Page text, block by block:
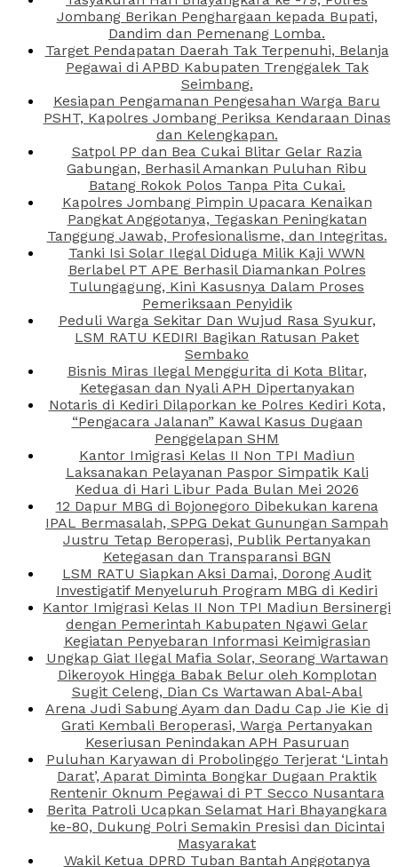
Jombang Berikan Penghargaan kepada Bupati,
Dandim dan Pemenang Lomba.
Target Pendapatan Daerah Tak Terpenuhi, Belanja
Pegawai di APBD Kabupaten Trenggalek Tak
Seimbang.
Kesiapan Pengamanan Pengesahan Warga Baru
PSHT, Kapolres Jombang Periksa Kendaraan Dinas
dan Kelengkapan.
Satpol PP dan Bea Cukai Blitar Gelar Razia
Gabungan, Berhasil Amankan Puluhan Ribu
Batang Rokok Polos Tanpa Pita Cukai.
Kapolres Jombang Pimpin Upacara Kenaikan
Pangkat Anggotanya, Tegaskan Peningkatan
Tanggung Jawab, Profesionalisme, dan Integritas.
Tanki Isi Solar Ilegal Diduga Milik Kaji WWN
Berlabel PT APE Berhasil Diamankan Polres
Tulungagung, Kini Kasusnya Dalam Proses
Pemeriksaan Penyidik
Peduli Warga Sekitar Dan Wujud Rasa Syukur,
LSM RATU KEDIRI Bagikan Ratusan Paket
Sembako
Bisnis Miras Ilegal Menggurita di Kota Blitar,
Ketegasan dan Nyali APH Dipertanyakan
Notaris di Kediri Dilaporkan ke Polres Kediri Kota,
“Pengacara Jalanan” Kawal Kasus Dugaan
Penggelapan SHM
Kantor Imigrasi Kelas II Non TPI Madiun
Laksanakan Pelayanan Paspor Simpatik Kali
Kedua di Hari Libur Pada Bulan Mei 2026
12 Dapur MBG di Bojonegoro Dibekukan karena
IPAL Bermasalah, SPPG Dekat Gunungan Sampah
Justru Tetap Beroperasi, Publik Pertanyakan
Ketegasan dan Transparansi BGN
LSM RATU Siapkan Aksi Damai, Dorong Audit
Investigatif Menyeluruh Program MBG di Kediri
Kantor Imigrasi Kelas II Non TPI Madiun Bersinergi
dengan Pemerintah Kabupaten Ngawi Gelar
Kegiatan Penyebaran Informasi Keimigrasian
Ungkap Giat Ilegal Mafia Solar, Seorang Wartawan
Dikeroyok Hingga Babak Belur oleh Komplotan
Sugit Celeng, Dian Cs Wartawan Abal-Abal
Arena Judi Sabung Ayam dan Dadu Cap Jie Kie di
Grati Kembali Beroperasi, Warga Pertanyakan
Keseriusan Penindakan APH Pasuruan
Puluhan Karyawan di Probolinggo Terjerat ‘Lintah
Darat’, Aparat Diminta Bongkar Dugaan Praktik
Rentenir Oknum Pegawai di PT Secco Nusantara
Berita Patroli Ucapkan Selamat Hari Bhayangkara
ke-80, Dukung Polri Semakin Presisi dan Dicintai
Masyarakat
Wakil Ketua DPRD Tuban Bantah Anggotanya